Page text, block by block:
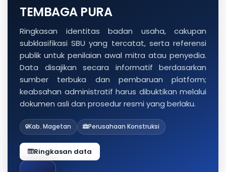
TEMBAGA PURA
Ringkasan identitas badan usaha, cakupan
subklasifikasi SBU yang tercatat, serta referensi
publik untuk penilaian awal mitra atau penyedia.
Data disajikan secara informatif berdasarkan
sumber terbuka dan pembaruan platform;
keabsahan administratif harus dibuktikan melalui
dokumen asli dan prosedur resmi yang berlaku.
Kab. Magetan Perusahaan Konstruksi
Ringkasan data